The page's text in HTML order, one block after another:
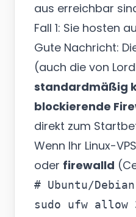
aus erreichbar
Fall 1: Sie hosten
Gute Nachricht:
(auch die von
standardmäßig
blockierende
direkt zum
Wenn Ihr Linux-VPS
oder firewalld
# Ubuntu/Debian
sudo ufw allow